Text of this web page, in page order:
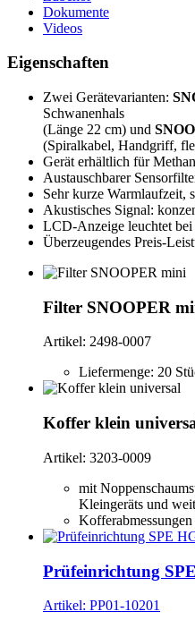
Dokumente
Videos
Eigenschaften
Zwei Gerätevarianten:
Schwanenhals
(Länge 22 cm) und
(Spiralkabel, Handgriff,
Gerät erhältlich für
Austauschbarer
Sehr kurze Warmlaufzeit,
Akustisches Signal:
LCD-Anzeige leuchtet
Überzeugendes Preis-
Filter SNOOPER
Artikel: 2498-0007
Liefermenge: 20
Koffer klein
Artikel: 3203-0009
mit
Kleingeräts und
Prüfeinrichtung
Artikel: PP01-10201